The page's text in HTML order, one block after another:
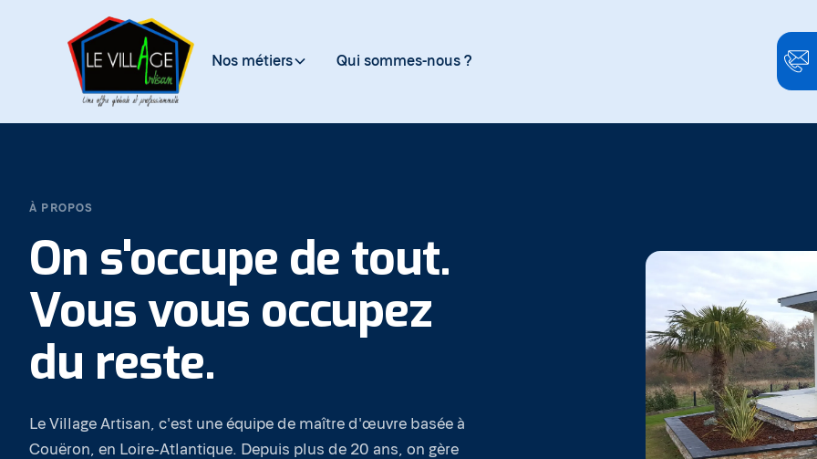
Nos métiers Qui sommes-nous ?
À PROPOS
On s'occupe de tout.
Vous vous occupez
du reste.
Le Village Artisan, c'est une équipe de maître d'œuvre basée à
Couëron, en Loire-Atlantique. Depuis plus de 20 ans, on gère